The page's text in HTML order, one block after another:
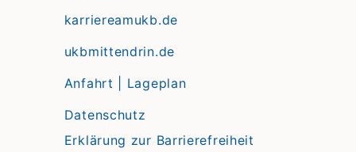
karriereamukb.de
ukbmittendrin.de
Anfahrt | Lageplan
Datenschutz
Erklärung zur Barrierefreiheit